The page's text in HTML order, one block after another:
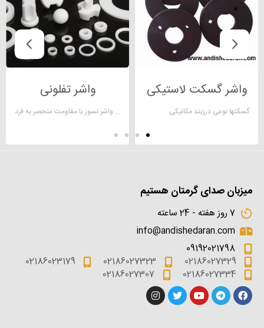
واشر گسکت لاستیکی
گسکت­ها نوعی درزبند مکانیکی
واشر تفلونی
یک واشر نسوز با مقاومت منحصر به فرد
میزبان صدای گرمتان هستیم
7 روز هفته - 24 ساعته
info@andishedaran.com
09192021798
02186027329
02186027323
02186023179
02186027334
02186027307